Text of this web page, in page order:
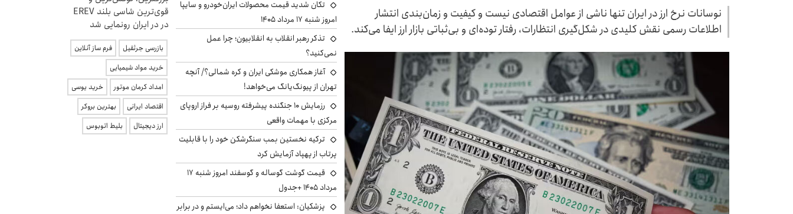
نوسانات نرخ ارز در ایران تنها ناشی از عوامل اقتصادی نیست و کیفیت و زمان‌بندی انتشار
اطلاعات رسمی نقش کلیدی در شکل‌گیری انتظارات، رفتار توده‌ای و بی‌ثباتی بازار ارز ایفا می‌کند.
تکان شدید قیمت محصولات ایران‌خودرو و سایپا
امروز شنبه ۱۷ مرداد ۱۴۰۵
تذکر رهبر انقلاب به انقلابیون؛ چرا عمل
نمی‌کنید؟
آغاز همکاری موشکی ایران و کره شمالی؟/ آنچه
تهران از پیونگ‌یانگ می‌خواهد!
رزمایش ۱۰ جنگنده پیشرفته روسیه بر فراز اروپای
مرکزی با مهمات واقعی
ترکیه نخستین بمب سنگرشکن خود را با قابلیت
پرتاب از پهپاد آزمایش کرد
قیمت گوشت گوساله و گوسفند امروز شنبه ۱۷
مرداد ۱۴۰۵ +جدول
پزشکیان: استعفا نخواهم داد؛ می‌ایستم و در برابر
قوی‌ترین شاسی بلند EREV
در در ایران رونمایی شد
بازرسی جرثقیل
فرم ساز آنلاین
خرید مواد شیمیایی
امداد کرمان موتور
خرید یوسی
اقتصاد ایرانی
بهترین بروکر
ارز دیجیتال
بلیط اتوبوس